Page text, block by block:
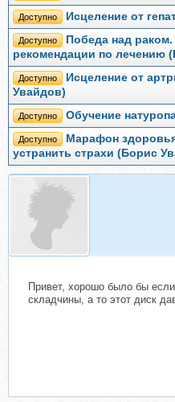
Доступно Исцеление от
Доступно
Победа над
рекомендации по лечению
Доступно
Исцеление от
Увайдов)
Доступно Обучение
Доступно
Марафон
устранить страхи (Борис
Привет, хорошо было бы
складчины, а то этот диск